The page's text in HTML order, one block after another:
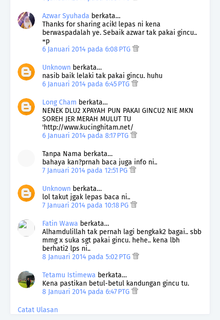
Azwar Syuhada berkata…
Thanks for sharing acik! lepas ni kena
berwaspadalah ye. Sebaik azwar tak pakai gincu..
=p
6 Januari 2014 pada 6:08 PTG
Unknown berkata…
nasib baik lelaki tak pakai gincu. huhu
6 Januari 2014 pada 6:45 PTG
Long Cham berkata…
NENEK DLU2 XPAYAH PUN PAKAI GINCU2 NIE MKN
SOREH JER MERAH MULUT TU
'http://www.kucinghitam.net/
6 Januari 2014 pada 8:17 PTG
Tanpa Nama berkata…
bahaya kan?prnah baca juga info ni..
7 Januari 2014 pada 12:51 PG
Unknown berkata…
lol takut jgak lepas baca ni..
7 Januari 2014 pada 10:18 PG
Fatin Wawa berkata…
Alhamdulillah tak pernah lagi bengkak2 bagai.. sbb
mmg x suka sgt pakai gincu. hehe.. kena lbh
berhati2 lps ni..
8 Januari 2014 pada 5:02 PTG
Tetamu Istimewa berkata…
Kena pastikan betul-betul kandungan gincu tu.
8 Januari 2014 pada 6:47 PTG
Catat Ulasan